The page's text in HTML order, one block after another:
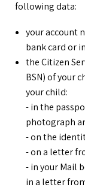
following data:
your account
bank card or
the Citizen
BSN) of your
your child:
- in the
photograph
- on the
- on a letter
- in your Mail
in a letter